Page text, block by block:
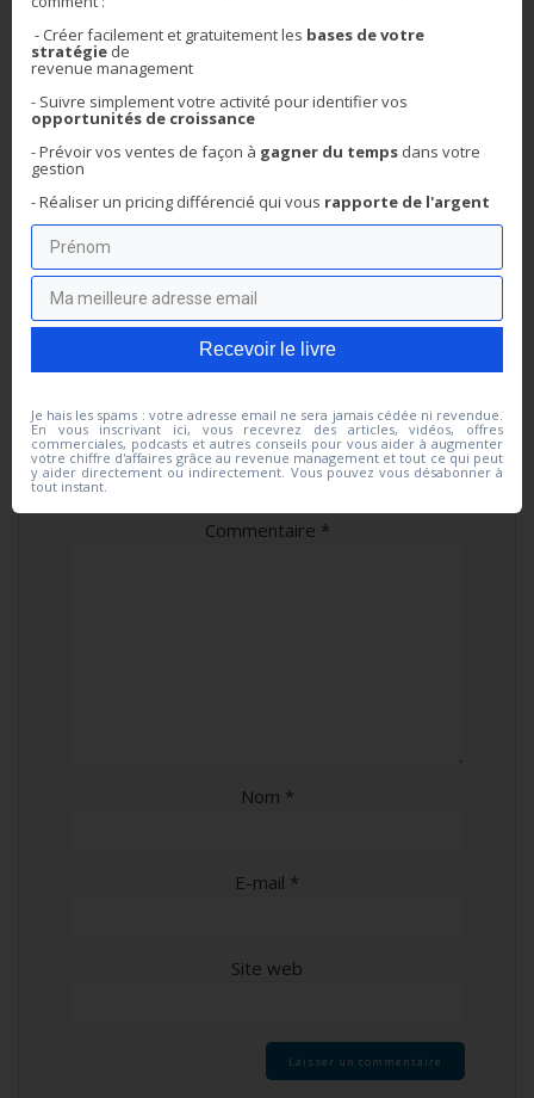
Navigation
de
l’article
post:
Arrêtez de faire ces
post:
Difficile d’optimiser son
Laisser un commentaire
Votre adresse e-mail ne sera pas publiée. Les
champs obligatoires sont indiqués avec
Commentaire *
Nom *
E-mail *
Site web
- Créer facilement et gratuitement les bases de votre
stratégie de
revenue management
- Suivre simplement votre activité pouridentifier vos
opportunités de croissance
- Prévoir vos ventes de façon à gagner du temps dans votre
gestion
- Réaliser un pricing différencié qui vous rapporte de l'argent
Recevoir le livre
Je hais les spams : votre adresse email ne sera jamais cédée ni revendue.
En vous inscrivant ici, vous recevrez des articles, vidéos, offres
commerciales, podcasts et autres conseils pour vous aider à augmenter
votre chiffre d'affaires grâce au revenue management et tout ce qui peut
y aider directement ou indirectement. Vous pouvez vous désabonner à
tout instant.